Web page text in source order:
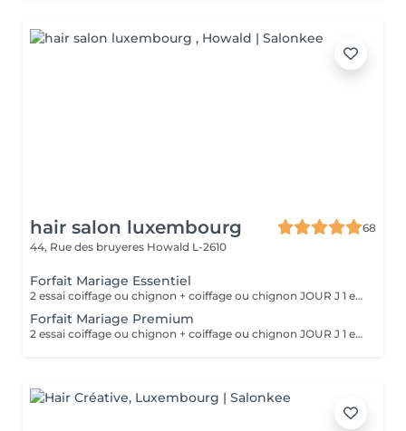
hair salon luxembourg
68
44, Rue des bruyeres Howald L-2610
Forfait Mariage Essentiel
2 essai coiffage ou chignon + coiffage ou chignon JOUR J 1 essai maquillage + maquillage JOUR J Une prestation de manucure en gel ° cadeaux offert
Forfait Mariage Premium
2 essai coiffage ou chignon + coiffage ou chignon JOUR J 1 essai maquillage + maquillage JOUR J Une prestation de manucure en gel au choix Une prestation de beauté des pieds en gel au choix ° Un massage relaxant ° Un cadeaux offert